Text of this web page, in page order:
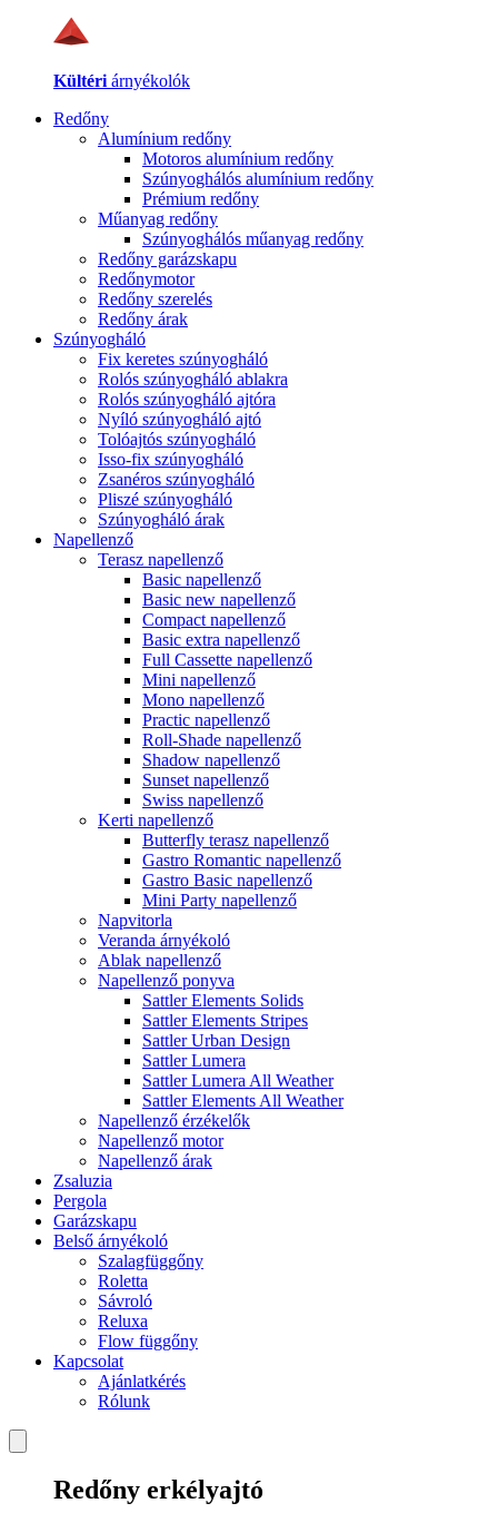
Kültéri árnyékolók
Redőny
Alumínium redőny
Motoros alumínium redőny
Szúnyoghálós alumínium redőny
Prémium redőny
Műanyag redőny
Szúnyoghálós műanyag redőny
Redőny garázskapu
Redőnymotor
Redőny szerelés
Redőny árak
Szúnyogháló
Fix keretes szúnyogháló
Rolós szúnyogháló ablakra
Rolós szúnyogháló ajtóra
Nyíló szúnyogháló ajtó
Tolóajtós szúnyogháló
Isso-fix szúnyogháló
Zsanéros szúnyogháló
Pliszé szúnyogháló
Szúnyogháló árak
Napellenző
Terasz napellenző
Basic napellenző
Basic new napellenző
Compact napellenző
Basic extra napellenző
Full Cassette napellenző
Mini napellenző
Mono napellenző
Practic napellenző
Roll-Shade napellenző
Shadow napellenző
Sunset napellenző
Swiss napellenző
Kerti napellenző
Butterfly terasz napellenző
Gastro Romantic napellenző
Gastro Basic napellenző
Mini Party napellenző
Napvitorla
Veranda árnyékoló
Ablak napellenző
Napellenző ponyva
Sattler Elements Solids
Sattler Elements Stripes
Sattler Urban Design
Sattler Lumera
Sattler Lumera All Weather
Sattler Elements All Weather
Napellenző érzékelők
Napellenző motor
Napellenző árak
Zsaluzia
Pergola
Garázskapu
Belső árnyékoló
Szalagfüggőny
Roletta
Sávroló
Reluxa
Flow függőny
Kapcsolat
Ajánlatkérés
Rólunk
Redőny erkélyajtó